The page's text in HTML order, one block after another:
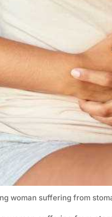
woman suffering from